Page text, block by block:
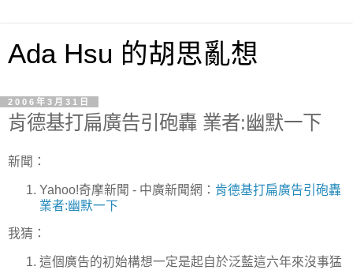
Ada Hsu 的胡思亂想
2006年3月31日
肯德基打扁廣告引砲轟 業者:幽默一下
新聞：
Yahoo!奇摩新聞 - 中廣新聞網： 肯德基打扁廣告引砲轟
業者:幽默一下
我猜：
這個廣告的初始構想一定是起自於泛藍這六年來沒事猛